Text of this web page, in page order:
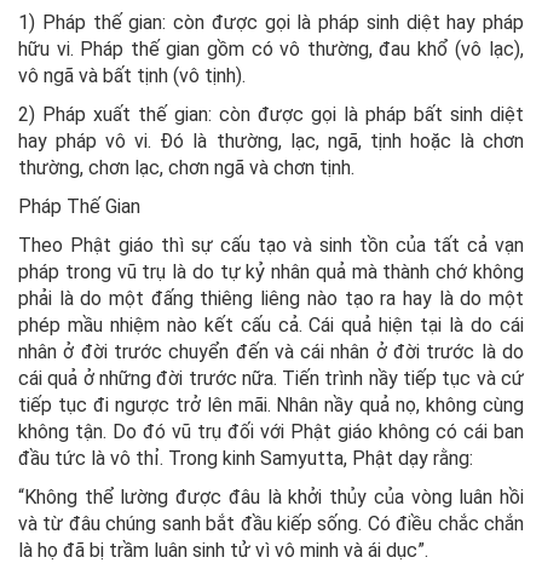
1) Pháp thế gian: còn được gọi là pháp sinh diệt hay pháp
hữu vi. Pháp thế gian gồm có vô thường, đau khổ (vô lạc),
vô ngã và bất tịnh (vô tịnh).
2) Pháp xuất thế gian: còn được gọi là pháp bất sinh diệt
hay pháp vô vi. Đó là thường, lạc, ngã, tịnh hoặc là chơn
thường, chơn lạc, chơn ngã và chơn tịnh.
Pháp Thế Gian
Theo Phật giáo thì sự cấu tạo và sinh tồn của tất cả vạn
pháp trong vũ trụ là do tự kỷ nhân quả mà thành chớ không
phải là do một đấng thiêng liêng nào tạo ra hay là do một
phép mầu nhiệm nào kết cấu cả. Cái quả hiện tại là do cái
nhân ở đời trước chuyển đến và cái nhân ở đời trước là do
cái quả ở những đời trước nữa. Tiến trình nầy tiếp tục và cứ
tiếp tục đi ngược trở lên mãi. Nhân nầy quả nọ, không cùng
không tận. Do đó vũ trụ đối với Phật giáo không có cái ban
đầu tức là vô thỉ. Trong kinh Samyutta, Phật dạy rằng:
“Không thể lường được đâu là khởi thủy của vòng luân hồi
và từ đâu chúng sanh bắt đầu kiếp sống. Có điều chắc chắn
là họ đã bị trầm luân sinh tử vì vô minh và ái dục”.